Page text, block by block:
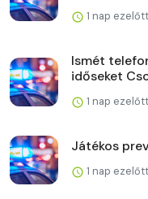
1 nap ezelőtt
Ismét
időseket
1 nap ezelőtt
Játékos
1 nap ezelőtt